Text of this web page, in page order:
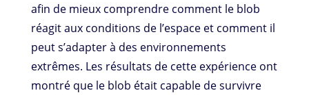
afin de mieux comprendre comment le blob
réagit aux conditions de l’espace et comment il
peut s’adapter à des environnements
extrêmes. Les résultats de cette expérience ont
montré que le blob était capable de survivre